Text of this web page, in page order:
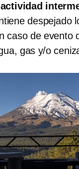
actividad
despejado
caso de evento
gas y/o